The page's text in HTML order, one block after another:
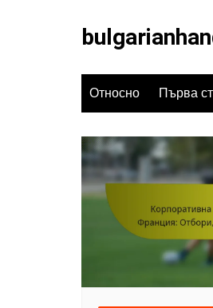
Относно Първа